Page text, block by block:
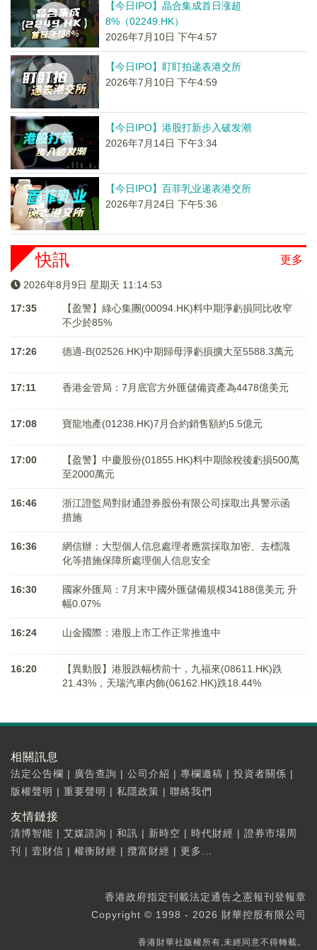
【今日IPO】晶合集成首日涨超
8%（02249.HK）
2026年7月10日 下午4:57
【今日IPO】盯盯拍递表港交所
2026年7月10日 下午4:59
【今日IPO】港股打新步入破发潮
2026年7月14日 下午3:34
【今日IPO】百菲乳业递表港交所
2026年7月24日 下午5:36
更多
快訊
2026年8月9日 星期天 11:14:53
17:35
【盈警】綠心集團(00094.HK)料中期淨虧損同比收窄
不少於85%
17:26 德適-B(02526.HK)中期歸母淨虧損擴大至5588.3萬元
17:11 香港金管局：7月底官方外匯儲備資產為4478億美元
17:08 寶龍地產(01238.HK)7月合約銷售額約5.5億元
17:00
【盈警】中慶股份(01855.HK)料中期除稅後虧損500萬
至2000萬元
16:46
浙江證監局對財通證券股份有限公司採取出具警示函
措施
16:36
網信辦：大型個人信息處理者應當採取加密、去標識
化等措施保障所處理個人信息安全
16:30
國家外匯局：7月末中國外匯儲備規模34188億美元 升
幅0.07%
16:24 山金國際：港股上市工作正常推進中
16:20
【異動股】港股跌幅榜前十，九福來(08611.HK)跌
21.43%，天瑞汽車内飾(06162.HK)跌18.44%
相關訊息
法定公告欄 | 廣告查詢 | 公司介紹 | 專欄邀稿 | 投資者關係 |
版權聲明 | 重要聲明 | 私隱政策 | 聯絡我們
友情鏈接
清博智能 | 艾媒諮詢 | 和訊 | 新時空 | 時代財經 | 證券市場周
刊
| 壹財信 | 權衡財經 | 攬富財經 | 更多...
香港政府指定刊載法定通告之憲報刊登報章
Copyright © 1998 - 2026 財華控股有限公司
香港財華社版權所有,未經同意不得轉載。